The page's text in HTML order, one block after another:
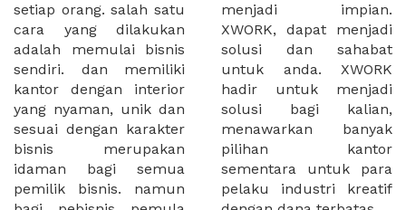
setiap orang. salah satu
cara yang dilakukan
adalah memulai bisnis
sendiri. dan memiliki
kantor dengan interior
yang nyaman, unik dan
sesuai dengan karakter
bisnis merupakan
idaman bagi semua
pemilik bisnis. namun
menjadi impian.
XWORK, dapat menjadi
solusi dan sahabat
untuk anda. XWORK
hadir untuk menjadi
solusi bagi kalian,
menawarkan banyak
pilihan kantor
sementara untuk para
pelaku industri kreatif